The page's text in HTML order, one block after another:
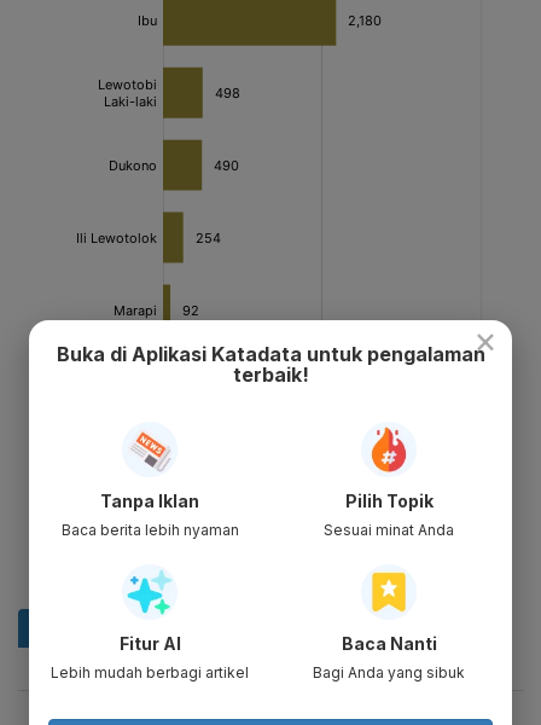
×
Buka di Aplikasi Katadata untuk pengalaman
terbaik!
Tanpa Iklan
Baca berita lebih nyaman
Pilih Topik
Sesuai minat Anda
Fitur AI
Lebih mudah berbagi artikel
Baca Nanti
Bagi Anda yang sibuk